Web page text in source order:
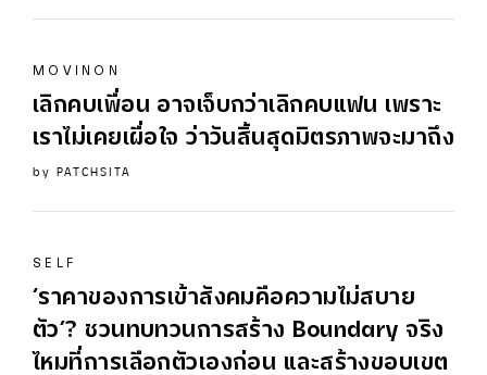
MOVINON
เลิกคบเพื่อน อาจเจ็บกว่าเลิกคบแฟน เพราะ
เราไม่เคยเผื่อใจ ว่าวันสิ้นสุดมิตรภาพจะมาถึง
by PATCHSITA
SELF
‘ราคาของการเข้าสังคมคือความไม่สบาย
ตัว’? ชวนทบทวนการสร้าง Boundary จริง
ไหมที่การเลือกตัวเองก่อน และสร้างขอบเขต